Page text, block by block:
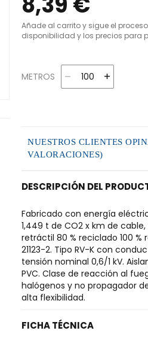
Añade al carrito y sigue el
disponibilidad y los precios para
METROS
NUESTROS CLIENTES
VALORACIONES)
DESCRIPCIÓN DEL
Fabricado con energía
1,449 t de CO2 x km de
retráctil 80 % reciclado 100 %
21123-2. Tipo RV-K con
tensión nominal 0,6/1 kV.
PVC. Clase de reacción al
halógenos y no propagador
alta flexibilidad.
FICHA TÉCNICA